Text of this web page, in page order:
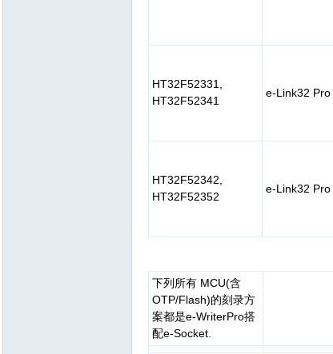
HT32F52331,
HT32F52341
e-Link32 Pro
HT32F52342,
HT32F52352
e-Link32 Pro
下列所有 MCU(含
OTP/Flash)的刻录方
案都是e-WriterPro搭
配e-Socket.